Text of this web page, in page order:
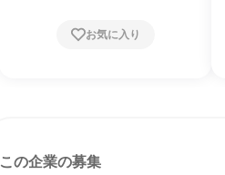
お気に入り
この企業の募集